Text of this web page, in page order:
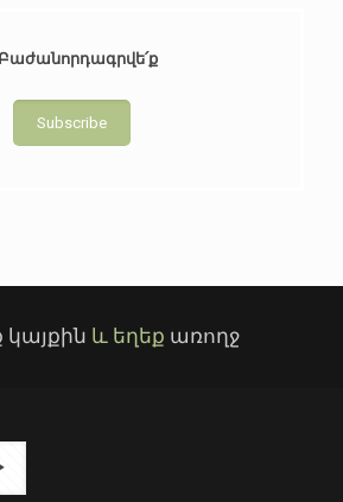
Բաժանորդագրվե՛ք
Subscribe
և եղեք առողջ